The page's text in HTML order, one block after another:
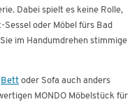
Dabei spielt es keine Rolle,
Sessel oder Möbel fürs Bad
im Handumdrehen stimmige
Bett oder Sofa auch anders
MONDO Möbelstück für